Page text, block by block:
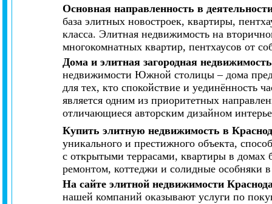
Основная направленность в
база элитных новостроек, квартиры,
класса. Элитная недвижимость на
многокомнатных квартир, пентхаусов от
Дома и элитная загородная
недвижимости Южной столицы – дома
для тех, кто спокойствие и уединённость
является одним из приоритетных
отличающиеся авторским дизайном
Купить элитную недвижимость в
уникального и престижного объекта,
с открытыми террасами, квартиры в домах
ремонтом, коттеджи и солидные особняки
На сайте элитной недвижимости
нашей компаний оказывают услуги по